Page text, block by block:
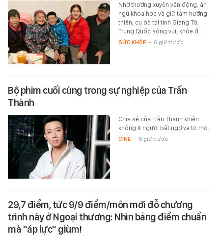
Nhờ thường xuyên vận động, ăn
ngủ khoa học và giữ tâm hướng
thiện, cụ bà tại tỉnh Giang Tô,
Trung Quốc sống vui, khỏe ở…
SỨC KHỎE - 6 giờ trước
Bộ phim cuối cùng trong sự nghiệp của Trấn
Thành
Chia sẻ của Trấn Thành khiến
không ít người bất ngờ và tò mò.
CINE - 6 giờ trước
29,7 điểm, tức 9/9 điểm/môn mới đỗ chương
trình này ở Ngoại thương: Nhìn bảng điểm chuẩn
mà "áp lực" giùm!